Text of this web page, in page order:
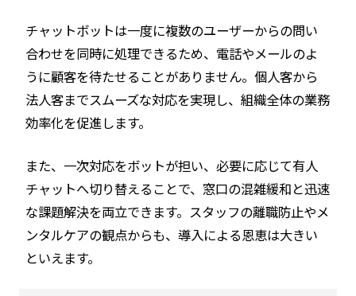
チャットボットは一度に複数のユーザーからの問い
合わせを同時に処理できるため、電話やメールのよ
うに顧客を待たせることがありません。個人客から
法人客までスムーズな対応を実現し、組織全体の業務
効率化を促進します。
また、一次対応をボットが担い、必要に応じて有人
チャットへ切り替えることで、窓口の混雑緩和と迅速
な課題解決を両立できます。スタッフの離職防止やメ
ンタルケアの観点からも、導入による恩恵は大きい
といえます。